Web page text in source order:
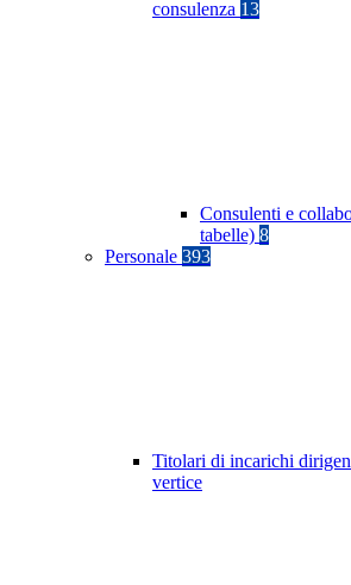
consulenza 13
Consulenti e
tabelle) 8
Personale 393
Titolari di incarichi
vertice